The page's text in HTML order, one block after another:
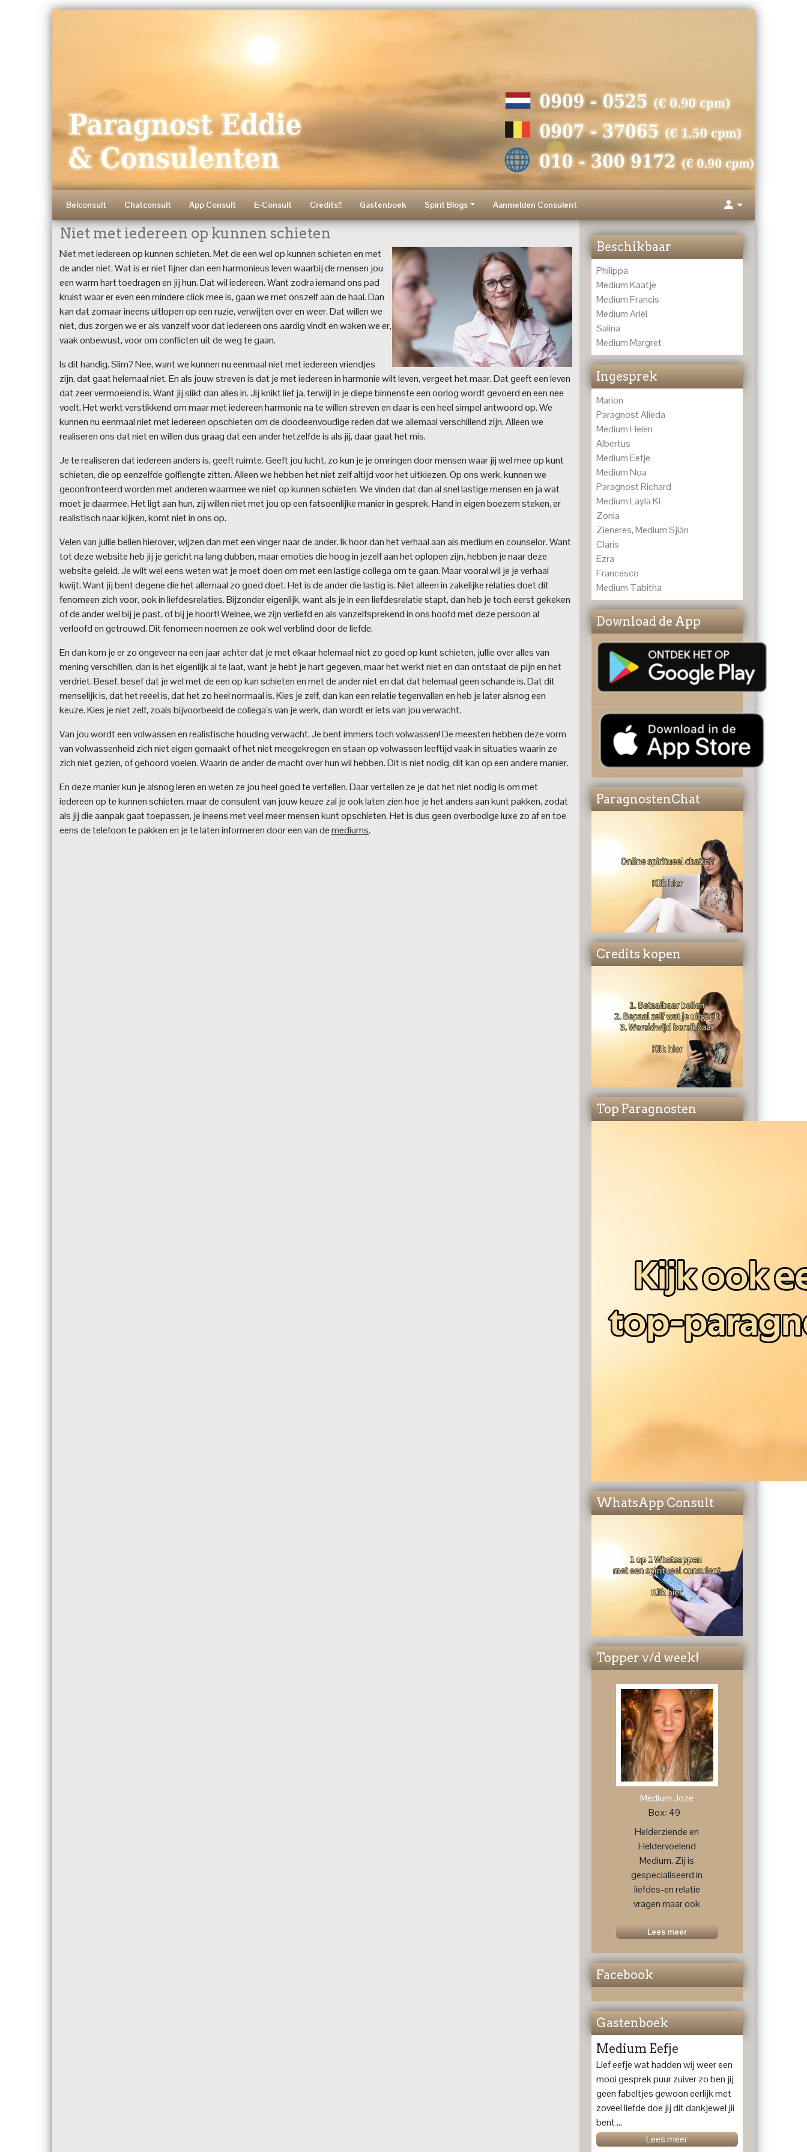
Belconsult Chatconsult App Consult E-Consult Credits!! Gastenboek Spirit Blogs Aanmelden Consulent
Niet met iedereen op kunnen schieten
Niet met iedereen op kunnen schieten. Met de een wel op kunnen schieten en met
de ander niet. Wat is er niet fijner dan een harmonieus leven waarbij de mensen jou
een warm hart toedragen en jij hun. Dat wil iedereen. Want zodra iemand ons pad
kruist waar er even een mindere click mee is, gaan we met onszelf aan de haal. Dan
kan dat zomaar ineens uitlopen op een ruzie, verwijten over en weer. Dat willen we
niet, dus zorgen we er als vanzelf voor dat iedereen ons aardig vindt en waken we er,
vaak onbewust, voor om conflicten uit de weg te gaan.
Is dit handig. Slim? Nee, want we kunnen nu eenmaal niet met iedereen vriendjes
zijn, dat gaat helemaal niet. En als jouw streven is dat je met iedereen in harmonie wilt leven, vergeet het maar. Dat geeft een leven
dat zeer vermoeiend is. Want jij slikt dan alles in. Jij knikt lief ja, terwijl in je diepe binnenste een oorlog wordt gevoerd en een nee
voelt. Het werkt verstikkend om maar met iedereen harmonie na te willen streven en daar is een heel simpel antwoord op. We
kunnen nu eenmaal niet met iedereen opschieten om de doodeenvoudige reden dat we allemaal verschillend zijn. Alleen we
realiseren ons dat niet en willen dus graag dat een ander hetzelfde is als jij, daar gaat het mis.
Je te realiseren dat iedereen anders is, geeft ruimte. Geeft jou lucht, zo kun je je omringen door mensen waar jij wel mee op kunt
schieten, die op eenzelfde golflengte zitten. Alleen we hebben het niet zelf altijd voor het uitkiezen. Op ons werk, kunnen we
geconfronteerd worden met anderen waarmee we niet op kunnen schieten. We vinden dat dan al snel lastige mensen en ja wat
moet je daarmee. Het ligt aan hun, zij willen niet met jou op een fatsoenlijke manier in gesprek. Hand in eigen boezem steken, er
realistisch naar kijken, komt niet in ons op.
Velen van jullie bellen hierover, wijzen dan met een vinger naar de ander. Ik hoor dan het verhaal aan als medium en counselor. Want
tot deze website heb jij je gericht na lang dubben, maar emoties die hoog in jezelf aan het oplopen zijn, hebben je naar deze
website geleid. Je wilt wel eens weten wat je moet doen om met een lastige collega om te gaan. Maar vooral wil je je verhaal
kwijt. Want jij bent degene die het allemaal zo goed doet. Het is de ander die lastig is. Niet alleen in zakelijke relaties doet dit
fenomeen zich voor, ook in liefdesrelaties. Bijzonder eigenlijk, want als je in een liefdesrelatie stapt, dan heb je toch eerst gekeken
of de ander wel bij je past, of bij je hoort! Welnee, we zijn verliefd en als vanzelfsprekend in ons hoofd met deze persoon al
verloofd en getrouwd. Dit fenomeen noemen ze ook wel verblind door de liefde.
En dan kom je er zo ongeveer na een jaar achter dat je met elkaar helemaal niet zo goed op kunt schieten, jullie over alles van
mening verschillen, dan is het eigenlijk al te laat, want je hebt je hart gegeven, maar het werkt niet en dan ontstaat de pijn en het
verdriet. Besef, besef dat je wel met de een op kan schieten en met de ander niet en dat dat helemaal geen schande is. Dat dit
menselijk is, dat het reëel is, dat het zo heel normaal is. Kies je zelf, dan kan een relatie tegenvallen en heb je later alsnog een
keuze. Kies je niet zelf, zoals bijvoorbeeld de collega’s van je werk, dan wordt er iets van jou verwacht.
Van jou wordt een volwassen en realistische houding verwacht. Je bent immers toch volwassen! De meesten hebben deze vorm
van volwassenheid zich niet eigen gemaakt of het niet meegekregen en staan op volwassen leeftijd vaak in situaties waarin ze
zich niet gezien, of gehoord voelen. Waarin de ander de macht over hun wil hebben. Dit is niet nodig, dit kan op een andere manier.
En deze manier kun je alsnog leren en weten ze jou heel goed te vertellen. Daar vertellen ze je dat het niet nodig is om met
iedereen op te kunnen schieten, maar de consulent van jouw keuze zal je ook laten zien hoe je het anders aan kunt pakken, zodat
als jij die aanpak gaat toepassen, je ineens met veel meer mensen kunt opschieten. Het is dus geen overbodige luxe zo af en toe
eens de telefoon te pakken en je te laten informeren door een van demediums.
Beschikbaar
Philippa
Medium Kaatje
Medium Francis
Medium Ariël
Salina
Medium Margret
Ingesprek
Marion
Paragnost Alieda
Medium Helen
Albertus
Medium Eefje
Medium Noa
Paragnost Richard
Medium Layla Ki
Zonia
Zieneres, Medium Sjiàn
Claris
Ezra
Francesco
Medium Tabitha
Download de App
ParagnostenChat
Credits kopen
Top Paragnosten
WhatsApp Consult
Topper v/d week!
Medium Joze
Box: 49
Helderziende en
Heldervoelend
Medium. Zij is
gespecialiseerd in
liefdes-en relatie
vragen maar ook
toekomstprognose
Lees meer
Facebook
Gastenboek
Medium Eefje
Lief eefje wat hadden wij weer een
mooi gesprek puur zuiver zo ben jij
geen fabeltjes gewoon eerlijk met
zoveel liefde doe jij dit dankjewel jii
bent ...
Lees meer